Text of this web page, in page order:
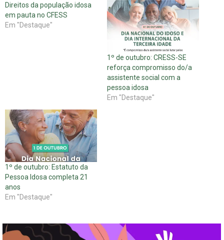
Direitos da população idosa
em pauta no CFESS
Em "Destaque"
1º de outubro: CRESS-SE
reforça compromisso do/a
assistente social com a
pessoa idosa
Em "Destaque"
1º de outubro: Estatuto da
Pessoa Idosa completa 21
anos
Em "Destaque"